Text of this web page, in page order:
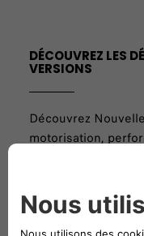
DÉCOUVREZ LES
VERSIONS
Découvrez
motorisation,
DEMANDER UN